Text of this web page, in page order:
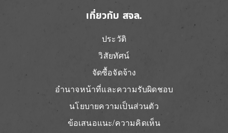
เกี่ยวกับ สจล.
ประวัติ
วิสัยทัศน์
จัดซื้อจัดจ้าง
อำนาจหน้าที่และความรับผิดชอบ
นโยบายความเป็นส่วนตัว
ข้อเสนอแนะ/ความคิดเห็น